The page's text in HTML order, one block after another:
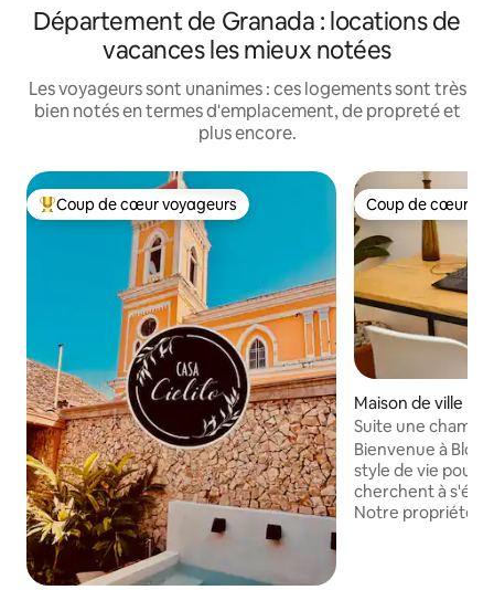
Département de Granada : locations de
vacances les mieux notées
Les voyageurs sont unanimes : ces logements sont très
bien notés en termes d'emplacement, de propreté et
plus encore.
Coups de cœur voyageurs les plus appréciés
Coup de cœur voyageurs Coup de cœur
Coup de cœur
Maison de ville ⋅
Suite une
+ wifi 30 Mo
Bienvenue à
style de vie pour
cherchent à
Notre propriété